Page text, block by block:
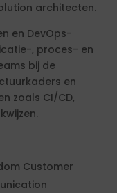
architecten.
en DevOps-
, proces- en
bij de
en
zoals CI/CD,
Customer